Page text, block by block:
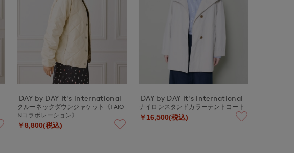
DAY by DAY It's international
クルーネックダウンジャケット《TAIO
Nコラボレーション》
￥8,800(税込)
DAY by DAY It's international
ナイロンスタンドカラーテントコート
￥16,500(税込)